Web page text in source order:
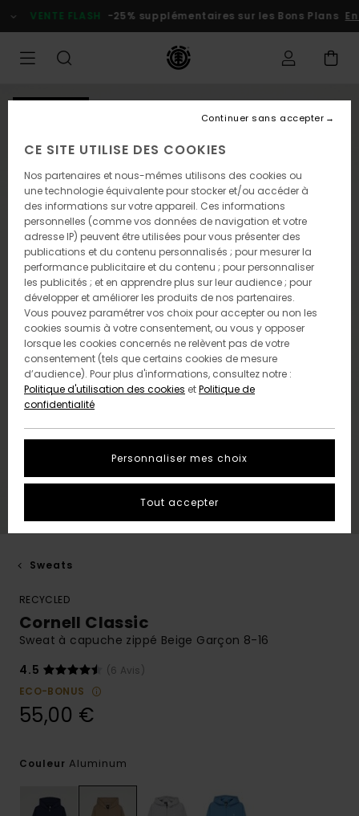
l'information
VENTE FLASH -25% supplémentaires sur les Bons Plans
Sweats
RECYCLED
Cornell Classic
Sweat à capuche zippé Beige Garçon 8-16
4.5
(6 Avis)
ECO-BONUS
55,00 €
Couleur Aluminum
CE SITE UTILISE DES COOKIES
Nos partenaires et nous-mêmes utilisons des cookies ou
une technologie équivalente pour stocker et/ou accéder à
des informations sur votre appareil. Ces informations
personnelles (comme vos données de navigation et votre
adresse IP) peuvent être utilisées pour vous présenter des
publications et du contenu personnalisés ; pour mesurer la
performance publicitaire et du contenu ; pour personnaliser
les publicités ; et en apprendre plus sur leur audience ; pour
développer et améliorer les produits de nos partenaires.
Vous pouvez paramétrer vos choix pour accepter ou non les
cookies soumis à votre consentement, ou vous y opposer
lorsque les cookies concernés ne relèvent pas de votre
consentement (tels que certains cookies de mesure
d’audience). Pour plus d'informations, consultez notre :
Politique d'utilisation des cookies etPolitique de
confidentialité
Personnaliser mes choix
Continuer sans accepter
Tout accepter